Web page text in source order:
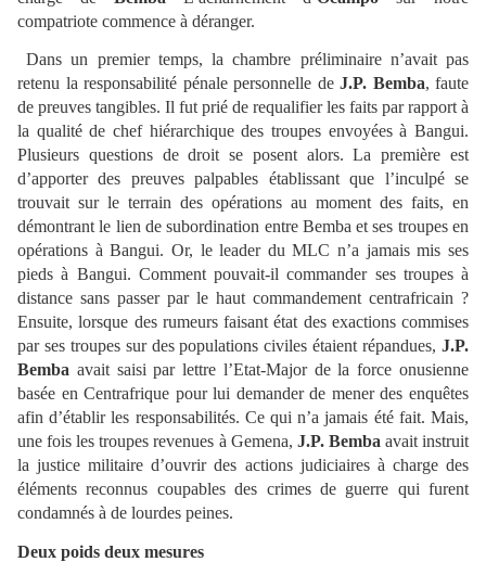
compatriote commence à déranger.
Dans un premier temps, la chambre préliminaire n’avait pas
retenu la responsabilité pénale personnelle de J.P. Bemba, faute
de preuves tangibles. Il fut prié de requalifier les faits par rapport à
la qualité de chef hiérarchique des troupes envoyées à Bangui.
Plusieurs questions de droit se posent alors. La première est
d’apporter des preuves palpables établissant que l’inculpé se
trouvait sur le terrain des opérations au moment des faits, en
démontrant le lien de subordination entre Bemba et ses troupes en
opérations à Bangui. Or, le leader du MLC n’a jamais mis ses
pieds à Bangui. Comment pouvait-il commander ses troupes à
distance sans passer par le haut commandement centrafricain ?
Ensuite, lorsque des rumeurs faisant état des exactions commises
par ses troupes sur des populations civiles étaient répandues, J.P.
Bemba avait saisi par lettre l’Etat-Major de la force onusienne
basée en Centrafrique pour lui demander de mener des enquêtes
afin d’établir les responsabilités. Ce qui n’a jamais été fait. Mais,
une fois les troupes revenues à Gemena, J.P. Bemba avait instruit
la justice militaire d’ouvrir des actions judiciaires à charge des
éléments reconnus coupables des crimes de guerre qui furent
condamnés à de lourdes peines.
Deux poids deux mesures